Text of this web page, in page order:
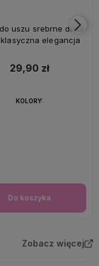
uszu srebrne duże
klasyczna elegancja
29,90 zł
Do koszyka
KOLORY:
Zobacz więcej